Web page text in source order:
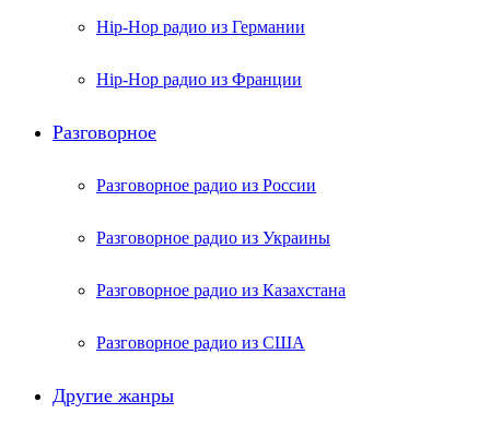
Hip-Hop радио из Германии
Hip-Hop радио из Франции
Разговорное
Разговорное радио из России
Разговорное радио из Украины
Разговорное радио из Казахстана
Разговорное радио из США
Другие жанры